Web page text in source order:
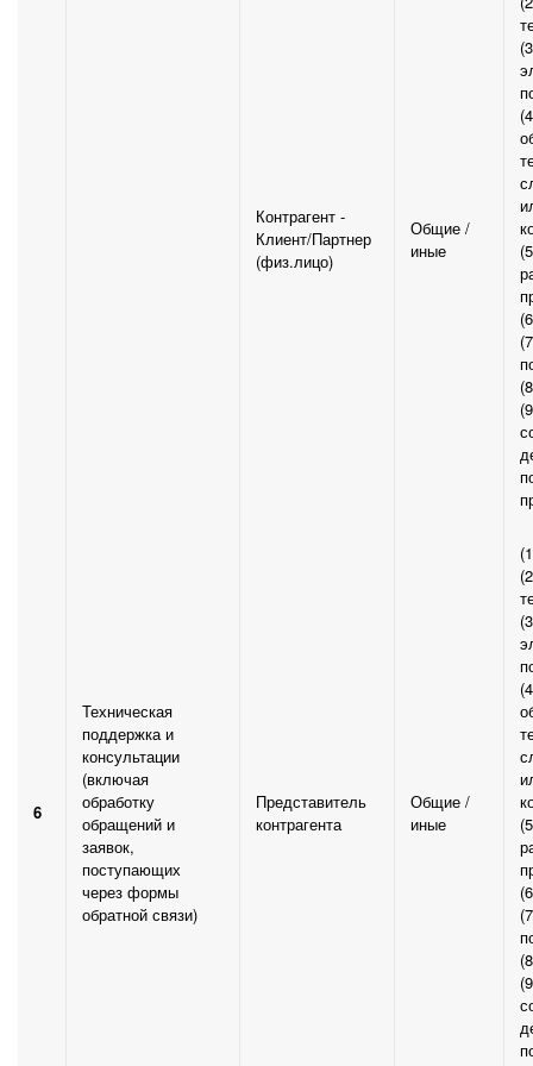
6
Техническая
поддержка и
консультации
(включая
обработку
обращений и
заявок,
поступающих
через формы
обратной связи)
Контрагент -
Клиент/Партнер
(физ.лицо)
Общие /
иные
Представитель
контрагента
Общие /
иные